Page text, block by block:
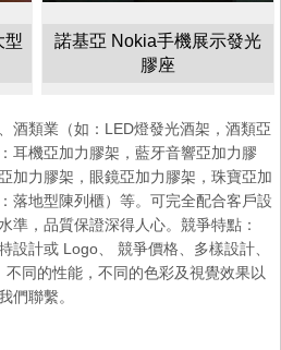
型
諾基亞 Nokia手機展示發光
膠座
酒類業（如：LED燈發光酒架，酒類亞
耳機亞加力膠架，藍牙音響亞加力膠
加力膠架，眼鏡亞加力膠架，珠寶亞加
落地型陳列櫃）等。可完全配合客戶設
準，品質保證深得人心。競爭特點：
設計或 Logo、 競爭價格、多樣設計、
同的性能，不同的色彩及視覺效果以
們聯繫。